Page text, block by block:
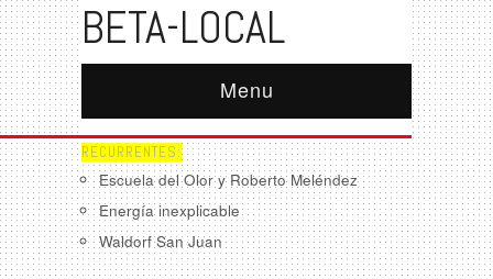
BETA-LOCAL
Menu
RECURRENTES:
Escuela del Olor y Roberto Meléndez
Energía inexplicable
Waldorf San Juan